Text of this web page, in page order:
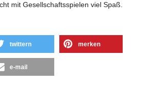
mit Gesellschaftsspielen viel Spaß.
twittern merken
e-mail